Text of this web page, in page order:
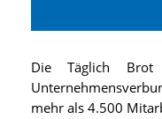
Die Täglich
mehr als 4.500